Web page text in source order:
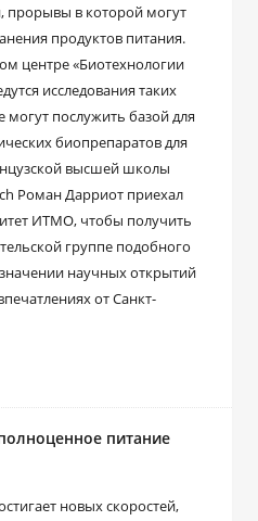
прорывы в которой могут
продуктов питания.
центре «Биотехнологии
исследования таких
могут послужить базой для
биопрепаратов для
высшей школы
Роман Дарриот приехал
ИТМО, чтобы получить
группе подобного
научных открытий
от Санкт-
питание
новых скоростей,